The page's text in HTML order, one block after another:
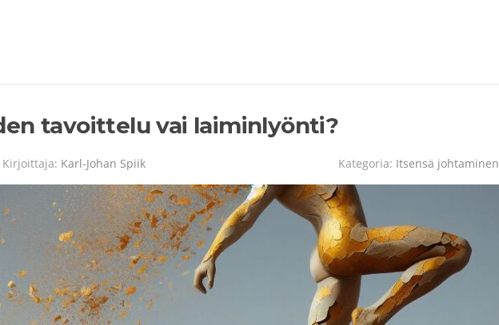
tavoittelu vai laiminlyönti?
Kirjoittaja: Karl-Johan Spiik Kategoria: Itsensä johtaminen